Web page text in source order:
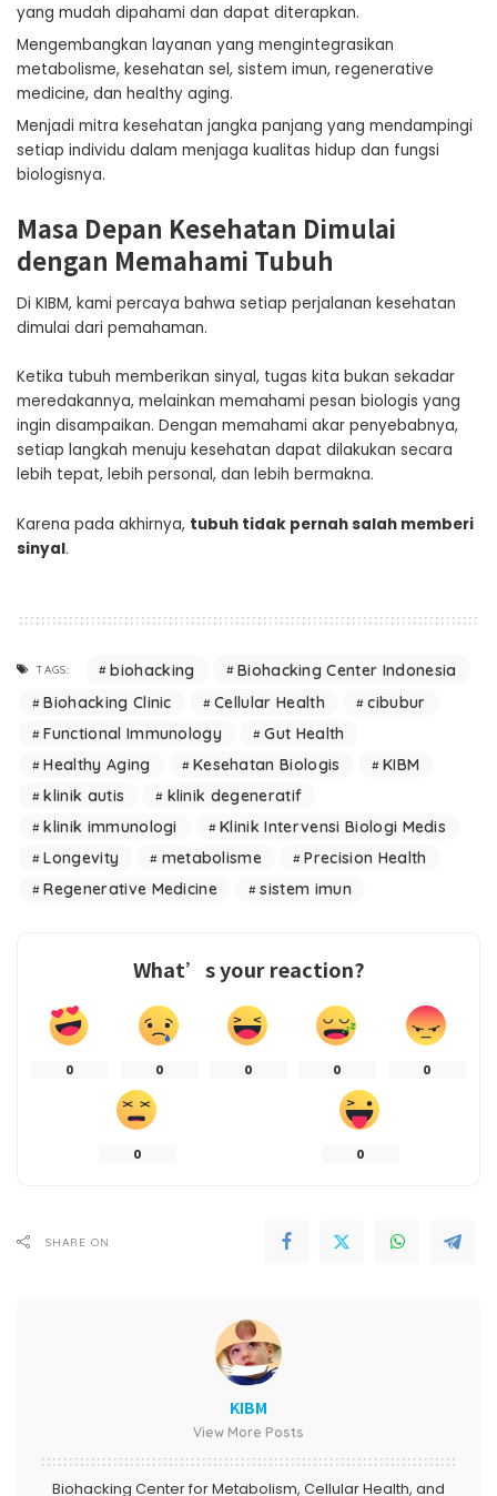
yang mudah dipahami dan dapat diterapkan.
Mengembangkan layanan yang mengintegrasikan
metabolisme, kesehatan sel, sistem imun, regenerative
medicine, dan healthy aging.
Menjadi mitra kesehatan jangka panjang yang mendampingi
setiap individu dalam menjaga kualitas hidup dan fungsi
biologisnya.
Masa Depan Kesehatan Dimulai
dengan Memahami Tubuh
Di KIBM, kami percaya bahwa setiap perjalanan kesehatan
dimulai dari pemahaman.
Ketika tubuh memberikan sinyal, tugas kita bukan sekadar
meredakannya, melainkan memahami pesan biologis yang
ingin disampaikan. Dengan memahami akar penyebabnya,
setiap langkah menuju kesehatan dapat dilakukan secara
lebih tepat, lebih personal, dan lebih bermakna.
Karena pada akhirnya, tubuh tidak pernah salah memberi
sinyal.
TAGS: biohacking
Biohacking Center Indonesia
Biohacking Clinic
Cellular Health
cibubur
Functional Immunology
Gut Health
Healthy Aging
Kesehatan Biologis
KIBM
klinik autis
klinik degeneratif
klinik immunologi
Klinik Intervensi Biologi Medis
Longevity
metabolisme
Precision Health
Regenerative Medicine
sistem imun
What’s your reaction?
0 0 0 0 0
0 0
SHARE ON
KIBM
View More Posts
Biohacking Center for Metabolism, Cellular Health, and